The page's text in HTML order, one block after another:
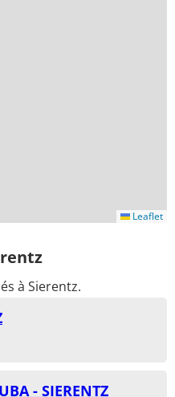
Leaflet
à Sierentz.
- SIERENTZ